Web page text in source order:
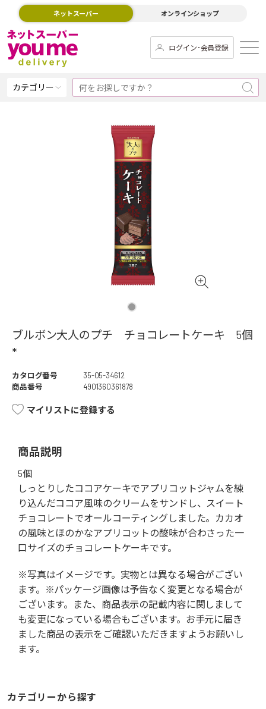
ネットスーパー オンラインショップ
ログイン･会員登録
カテゴリー
ブルボン大人のプチ チョコレートケーキ 5個
*
カタログ番号
35-05-34612
商品番号
4901360361878
マイリストに登録する
商品説明
5個
しっとりしたココアケーキでアプリコットジャムを練
り込んだココア風味のクリームをサンドし、スイート
チョコレートでオールコーティングしました。カカオ
の風味とほのかなアプリコットの酸味が合わさった一
口サイズのチョコレートケーキです。
※写真はイメージです。実物とは異なる場合がござい
ます。※パッケージ画像は予告なく変更となる場合が
ございます。また、商品表示の記載内容に関しまして
も変更になっている場合もございます。お手元に届き
ました商品の表示をご確認いただきますようお願いし
ます。
カテゴリーから探す